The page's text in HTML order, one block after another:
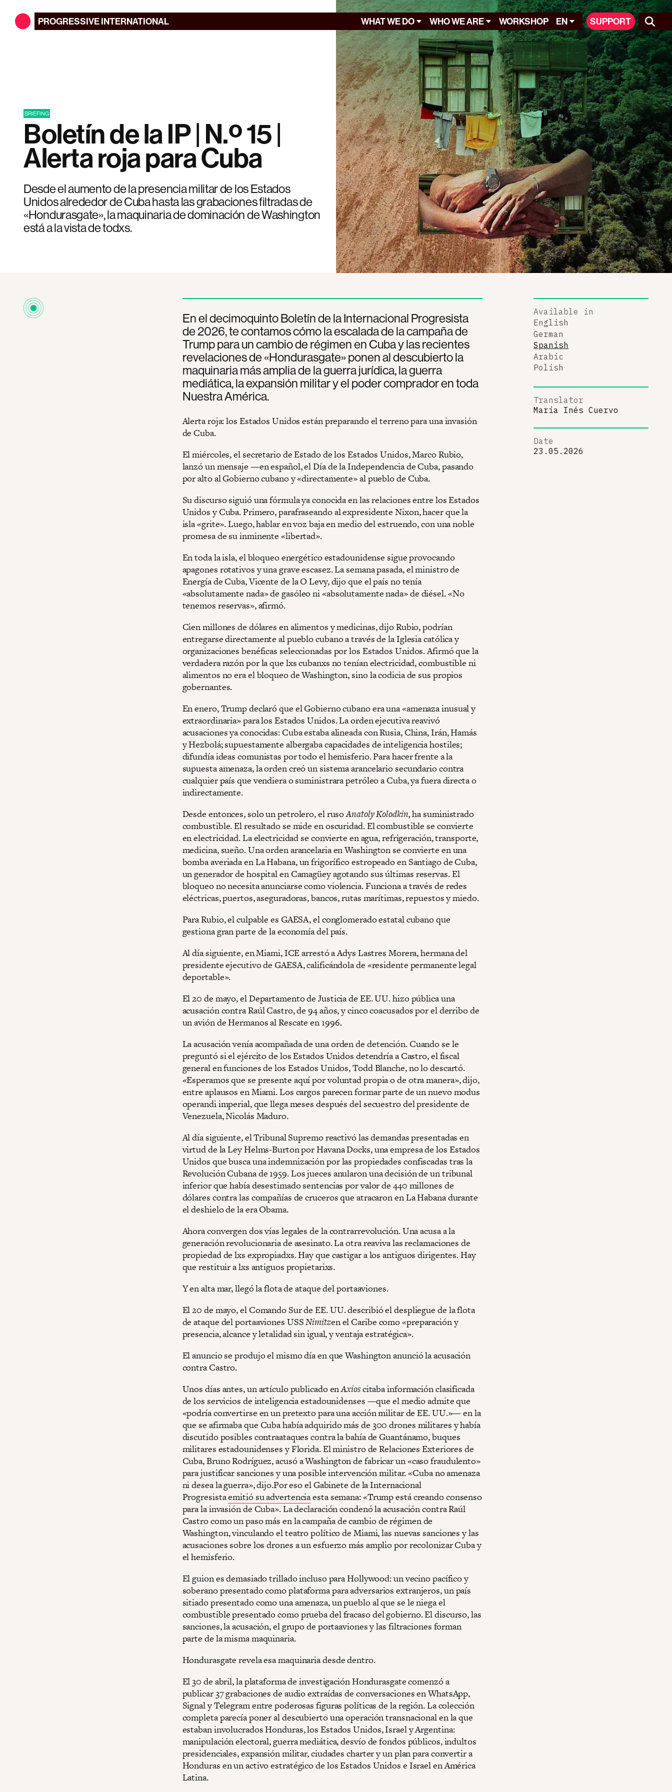
PROGRESSIVEINTERNATIONAL WHAT WE DO WHO WE ARE WORKSHOP EN SUPPORT
BRIEFING
Boletín de la IP | N.º 15 |
Alerta roja para Cuba
Desde el aumento de la presencia militar de los Estados
Unidos alrededor de Cuba hasta las grabaciones filtradas de
«Hondurasgate», la maquinaria de dominación de Washington
está a la vista de todxs.
En el decimoquinto Boletín de la Internacional Progresista
de 2026, te contamos cómo la escalada de la campaña de
Trump para un cambio de régimen en Cuba y las recientes
revelaciones de «Hondurasgate» ponen al descubierto la
maquinaria más amplia de la guerra jurídica, la guerra
mediática, la expansión militar y el poder comprador en toda
Nuestra América.
Alerta roja: los Estados Unidos están preparando el terreno para una invasión
de Cuba.
El miércoles, el secretario de Estado de los Estados Unidos, Marco Rubio,
lanzó un mensaje —en español, el Día de la Independencia de Cuba, pasando
por alto al Gobierno cubano y «directamente» al pueblo de Cuba.
Su discurso siguió una fórmula ya conocida en las relaciones entre los Estados
Unidos y Cuba. Primero, parafraseando al expresidente Nixon, hacer que la
isla «grite». Luego, hablar en voz baja en medio del estruendo, con una noble
promesa de su inminente «libertad».
En toda la isla, el bloqueo energético estadounidense sigue provocando
apagones rotativos y una grave escasez. La semana pasada, el ministro de
Energía de Cuba, Vicente de la O Levy, dijo que el país no tenía
«absolutamente nada» de gasóleo ni «absolutamente nada» de diésel. «No
tenemos reservas», afirmó.
Cien millones de dólares en alimentos y medicinas, dijo Rubio, podrían
entregarse directamente al pueblo cubano a través de la Iglesia católica y
organizaciones benéficas seleccionadas por los Estados Unidos. Afirmó que la
verdadera razón por la que lxs cubanxs no tenían electricidad, combustible ni
alimentos no era el bloqueo de Washington, sino la codicia de sus propios
gobernantes.
En enero, Trump declaró que el Gobierno cubano era una «amenaza inusual y
extraordinaria» para los Estados Unidos. La orden ejecutiva reavivó
acusaciones ya conocidas: Cuba estaba alineada con Rusia, China, Irán, Hamás
y Hezbolá; supuestamente albergaba capacidades de inteligencia hostiles;
difundía ideas comunistas por todo el hemisferio. Para hacer frente a la
supuesta amenaza, la orden creó un sistema arancelario secundario contra
cualquier país que vendiera o suministrara petróleo a Cuba, ya fuera directa o
indirectamente.
Desde entonces, solo un petrolero, el rusoAnatoly Kolodkin,ha suministrado
combustible. El resultado se mide en oscuridad. El combustible se convierte
en electricidad. La electricidad se convierte en agua, refrigeración, transporte,
medicina, sueño. Una orden arancelaria en Washington se convierte en una
bomba averiada en La Habana, un frigorífico estropeado en Santiago de Cuba,
un generador de hospital en Camagüey agotando sus últimas reservas. El
bloqueo no necesita anunciarse como violencia. Funciona a través de redes
eléctricas, puertos, aseguradoras, bancos, rutas marítimas, repuestos y miedo.
Para Rubio, el culpable es GAESA, el conglomerado estatal cubano que
gestiona gran parte de la economía del país.
Al día siguiente, en Miami, ICE arrestó a Adys Lastres Morera, hermana del
presidente ejecutivo de GAESA, calificándola de «residente permanente legal
deportable».
El 20 de mayo, el Departamento de Justicia de EE. UU. hizo pública una
acusación contra Raúl Castro, de 94 años, y cinco coacusados por el derribo de
un avión de Hermanos al Rescate en 1996.
La acusación venía acompañada de una orden de detención. Cuando se le
preguntó si el ejército de los Estados Unidos detendría a Castro, el fiscal
general en funciones de los Estados Unidos, Todd Blanche, no lo descartó.
«Esperamos que se presente aquí por voluntad propia o de otra manera», dijo,
entre aplausos en Miami. Los cargos parecen formar parte de un nuevo modus
operandi imperial, que llega meses después del secuestro del presidente de
Venezuela, Nicolás Maduro.
Al día siguiente, el Tribunal Supremo reactivó las demandas presentadas en
virtud de la Ley Helms-Burton por Havana Docks, una empresa de los Estados
Unidos que busca una indemnización por las propiedades confiscadas tras la
Revolución Cubana de 1959. Los jueces anularon una decisión de un tribunal
inferior que había desestimado sentencias por valor de 440 millones de
dólares contra las compañías de cruceros que atracaron en La Habana durante
el deshielo de la era Obama.
Ahora convergen dos vías legales de la contrarrevolución. Una acusa a la
generación revolucionaria de asesinato. La otra reaviva las reclamaciones de
propiedad de lxs expropiadxs. Hay que castigar a los antiguos dirigentes. Hay
que restituir a lxs antiguos propietarixs.
Y en alta mar, llegó la flota de ataque del portaaviones.
El 20 de mayo, el Comando Sur de EE. UU. describió el despliegue de la flota
de ataque del portaaviones USSNimitzen el Caribe como «preparación y
presencia, alcance y letalidad sin igual, y ventaja estratégica».
El anuncio se produjo el mismo día en que Washington anunció la acusación
contra Castro.
Unos días antes, un artículo publicado enAxioscitaba información clasificada
de los servicios de inteligencia estadounidenses —que el medio admite que
«podría convertirse en un pretexto para una acción militar de EE. UU.»— en la
que se afirmaba que Cuba había adquirido más de 300 drones militares y había
discutido posibles contraataques contra la bahía de Guantánamo, buques
militares estadounidenses y Florida. El ministro de Relaciones Exteriores de
Cuba, Bruno Rodríguez, acusó a Washington de fabricar un «caso fraudulento»
para justificar sanciones y una posible intervención militar. «Cuba no amenaza
ni desea la guerra», dijo.Por eso el Gabinete de la Internacional
Progresistaemitió su advertenciaesta semana: «Trump está creando consenso
para la invasión de Cuba». La declaración condenó la acusación contra Raúl
Castro como un paso más en la campaña de cambio de régimen de
Washington, vinculando el teatro político de Miami, las nuevas sanciones y las
acusaciones sobre los drones a un esfuerzo más amplio por recolonizar Cuba y
el hemisferio.
El guion es demasiado trillado incluso para Hollywood: un vecino pacífico y
soberano presentado como plataforma para adversarios extranjeros, un país
sitiado presentado como una amenaza, un pueblo al que se le niega el
combustible presentado como prueba del fracaso del gobierno. El discurso, las
sanciones, la acusación, el grupo de portaaviones y las filtraciones forman
parte de la misma maquinaria.
Hondurasgate revela esa maquinaria desde dentro.
El 30 de abril, la plataforma de investigación Hondurasgate comenzó a
publicar 37 grabaciones de audio extraídas de conversaciones en WhatsApp,
Signal y Telegram entre poderosas figuras políticas de la región. La colección
completa parecía poner al descubierto una operación transnacional en la que
estaban involucrados Honduras, los Estados Unidos, Israel y Argentina:
manipulación electoral, guerra mediática, desvío de fondos públicos, indultos
presidenciales, expansión militar, ciudades charter y un plan para convertir a
Honduras en un activo estratégico de los Estados Unidos e Israel en América
Latina.
Available in
English
German
Spanish
Arabic
Polish
Translator
Maria Inés Cuervo
Date
23.05.2026